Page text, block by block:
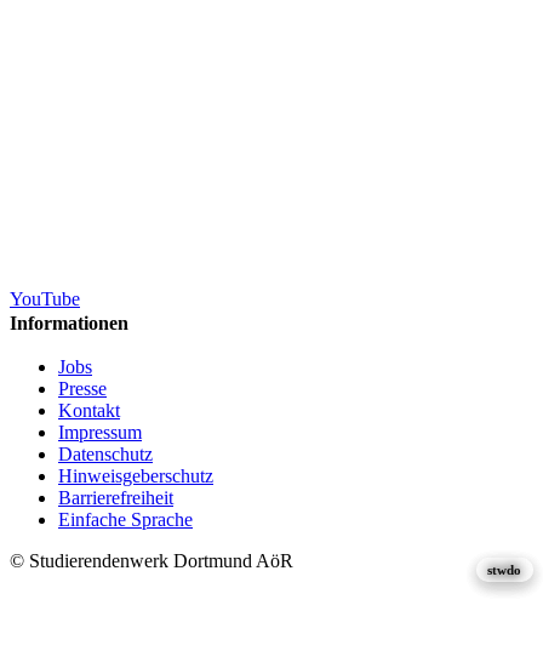
stwdo
stwdo
stwdo
YouTube
Informationen
Jobs
Presse
Kontakt
Impressum
Datenschutz
Hinweisgeberschutz
Barrierefreiheit
Einfache Sprache
© Studierendenwerk Dortmund AöR